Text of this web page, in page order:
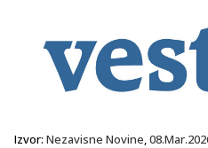
Izvor: Nezavisne Novine,